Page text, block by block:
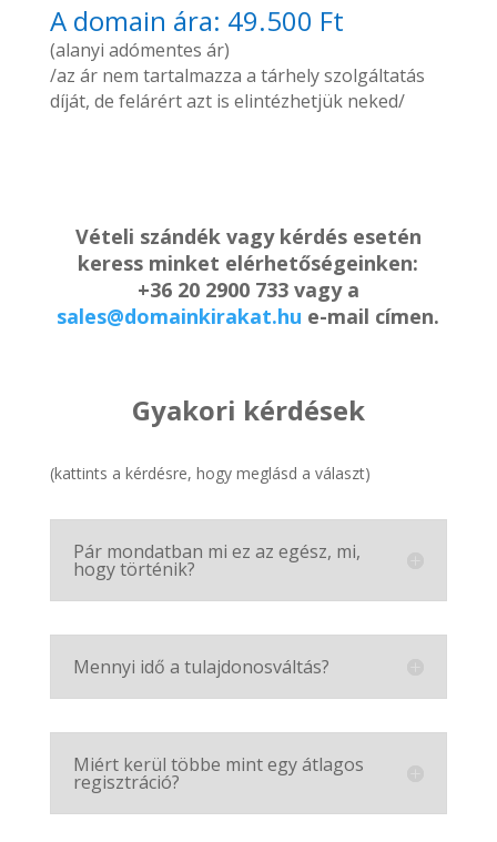
A domain ára: 49.500 Ft
(alanyi adómentes ár)
/az ár nem tartalmazza a tárhely szolgáltatás
díját, de felárért azt is elintézhetjük neked/
Vételi szándék vagy kérdés esetén
keress minket elérhetőségeinken:
+36 20 2900 733 vagy a
sales@domainkirakat.hu e-mail címen.
Gyakori kérdések
(kattints a kérdésre, hogy meglásd a választ)
Pár mondatban mi ez az egész, mi,
hogy történik?
Mennyi idő a tulajdonosváltás?
Miért kerül többe mint egy átlagos
regisztráció?